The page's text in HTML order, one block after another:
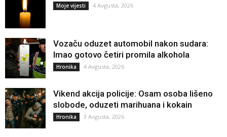
Moje vijesti 4 Avgusta, 2026
Vozaču oduzet automobil nakon sudara:
Imao gotovo četiri promila alkohola
Hronika 4 Avgusta, 2026
Vikend akcija policije: Osam osoba lišeno
slobode, oduzeti marihuana i kokain
Hronika 3 Avgusta, 2026